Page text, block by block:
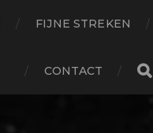
FIJNE STREKEN
CONTACT